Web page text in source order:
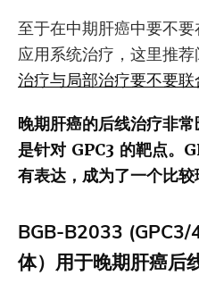
至于在中期肝癌中要不
应用系统治疗，这里推荐
治疗与局部治疗要不要联
晚期肝癌的后线治疗非
是针对 GPC3 的靶点。
有表达，成为了一个比较
BGB-B2033
体）用于晚期肝癌后